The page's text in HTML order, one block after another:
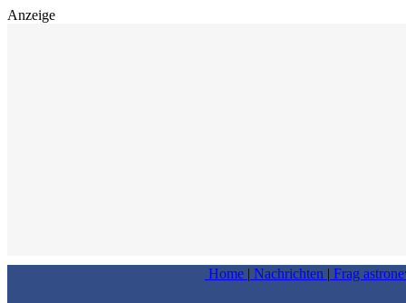
Anzeige
Home | Nachrichten | Frag